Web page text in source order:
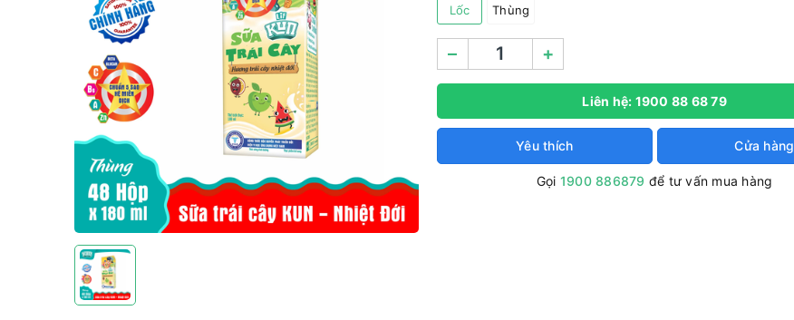
Lốc Thùng
– +
Liên hệ: 1900 88 68 79
Yêu thích Cửa hàng
Gọi 1900 886879 để tư vấn mua hàng